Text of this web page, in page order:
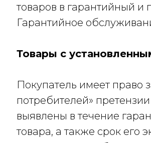
товаров в гарантийный и
Гарантийное
Товары с
Покупатель имеет право
потребителей»
выявлены в течение
товара, а также срок его